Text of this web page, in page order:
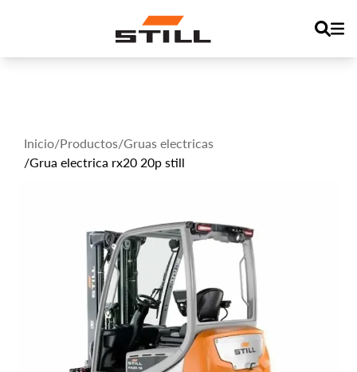
Inicio/Productos/Gruas electricas
/Grua electrica rx20 20p still